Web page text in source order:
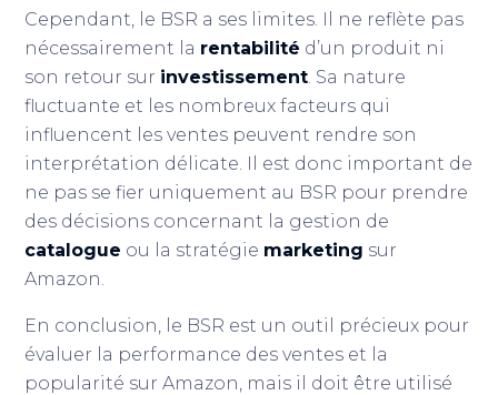
Cependant, le BSR a ses limites. Il ne reflète pas
nécessairement la rentabilité d’un produit ni
son retour sur investissement. Sa nature
fluctuante et les nombreux facteurs qui
influencent les ventes peuvent rendre son
interprétation délicate. Il est donc important de
ne pas se fier uniquement au BSR pour prendre
des décisions concernant la gestion de
catalogue ou la stratégie marketing sur
Amazon.
En conclusion, le BSR est un outil précieux pour
évaluer la performance des ventes et la
popularité sur Amazon, mais il doit être utilisé